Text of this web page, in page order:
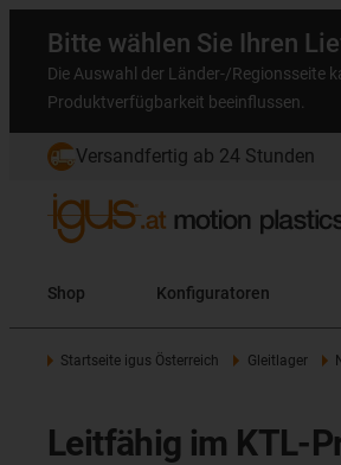
Bitte wählen Sie Ihren
Die Auswahl der Länder-/Regionsseite
Produktverfügbarkeit beeinflussen.
Versandfertig ab 24 Stunden
Shop Konfiguratoren
Startseite igus Österreich Gleitlager
Leitfähig im KTL-